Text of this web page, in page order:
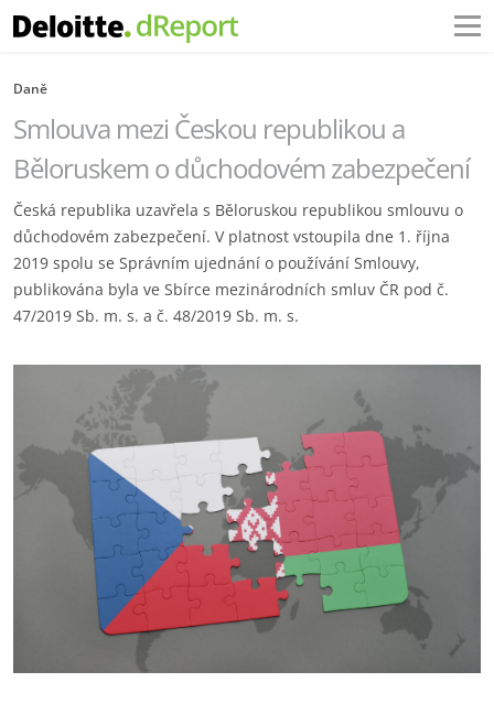
Daně
Smlouva mezi Českou republikou a
Běloruskem o důchodovém zabezpečení
Česká republika uzavřela s Běloruskou republikou smlouvu o
důchodovém zabezpečení. V platnost vstoupila dne 1. října
2019 spolu se Správním ujednání o používání Smlouvy,
publikována byla ve Sbírce mezinárodních smluv ČR pod č.
47/2019 Sb. m. s. a č. 48/2019 Sb. m. s.